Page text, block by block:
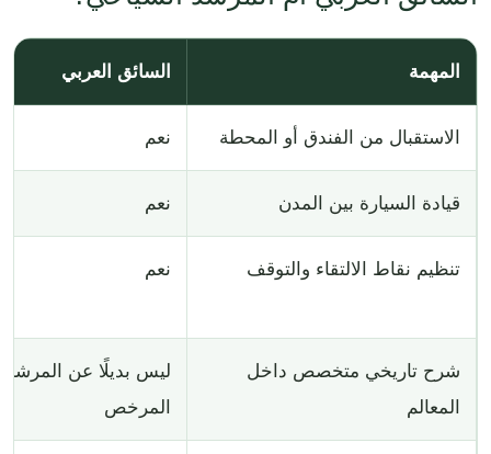
المهمة السائق العربي
الاستقبال من الفندق أو المحطة نعم
قيادة السيارة بين المدن نعم
تنظيم نقاط الالتقاء والتوقف نعم
شرح تاريخي متخصص داخل
المعالم
ليس بديلًا عن المرشد
المرخص